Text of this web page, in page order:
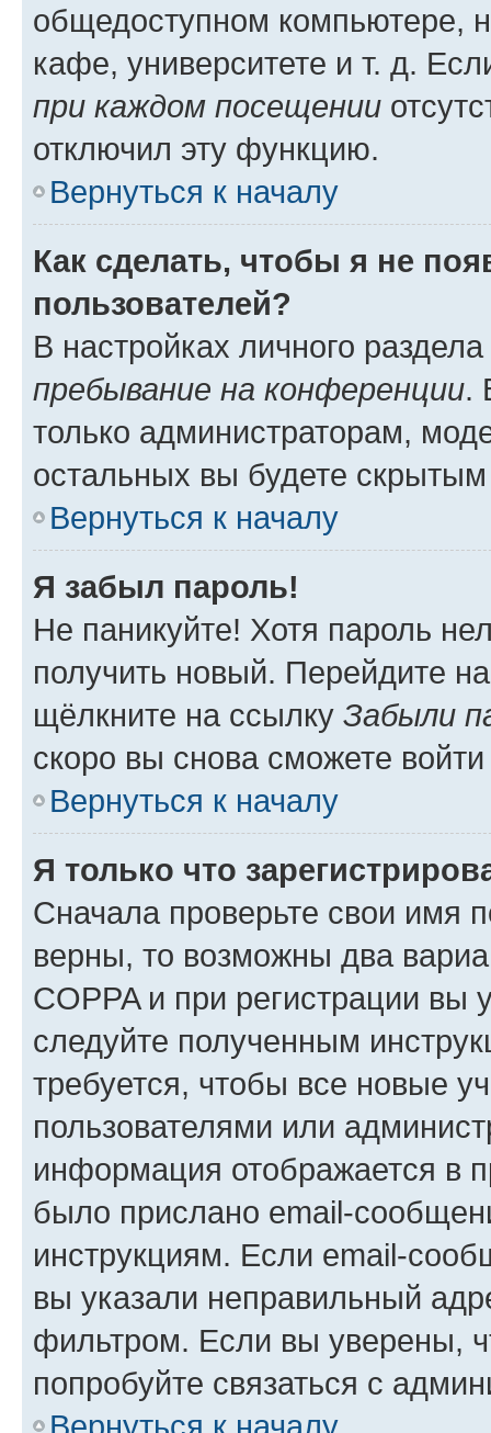
общедоступном компьютере,
кафе, университете и т. д.
при каждом посещении
отключил эту функцию.
Вернуться к началу
Как сделать, чтобы я не
пользователей?
В настройках личного
пребывание на конференции.
только администраторам,
остальных вы будете
Вернуться к началу
Я забыл пароль!
Не паникуйте! Хотя пароль
получить новый. Перейдите
щёлкните на ссылку Забыли
скоро вы снова сможете
Вернуться к началу
Я только что
Сначала проверьте свои имя
верны, то возможны два
COPPA и при регистрации вы
следуйте полученным
требуется, чтобы все новые
пользователями или
информация отображается в
было прислано email-
инструкциям. Если email-
вы указали неправильный
фильтром. Если вы уверены,
попробуйте связаться с
Вернуться к началу